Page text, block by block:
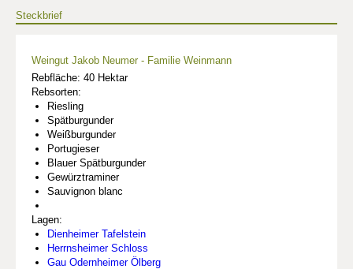
Steckbrief
Weingut Jakob Neumer - Familie Weinmann
Rebfläche: 40 Hektar
Rebsorten:
Riesling
Spätburgunder
Weißburgunder
Portugieser
Blauer Spätburgunder
Gewürztraminer
Sauvignon blanc
Lagen:
Dienheimer Tafelstein
Herrnsheimer Schloss
Gau Odernheimer Ölberg